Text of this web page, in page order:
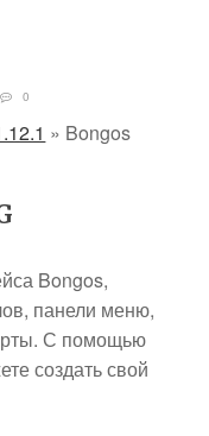
0
» Bongos
Bongos,
панели меню,
С помощью
создать свой